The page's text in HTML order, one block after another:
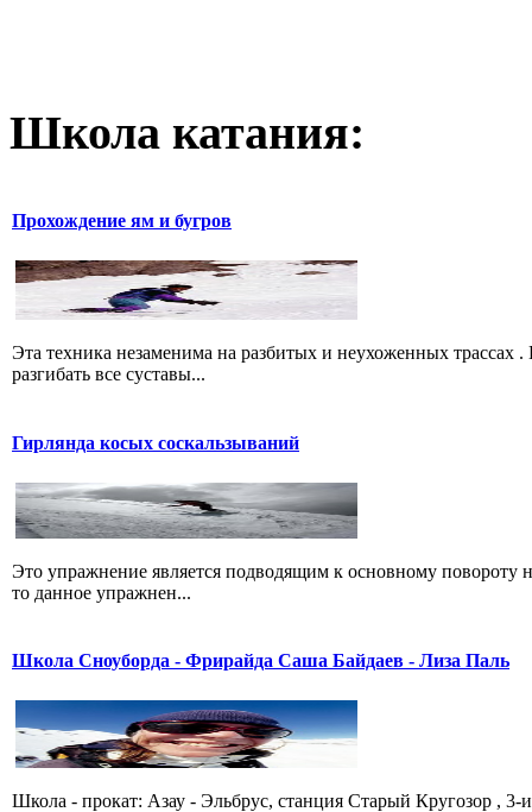
Школа катания:
Прохождение ям и бугров
Эта техника незаменима на разбитых и неухоженных
разгибать все суставы...
Гирлянда косых соскальзываний
Это упражнение является подводящим к основному повороту
то данное упражнен...
Школа Сноуборда - Фрирайда Саша Байдаев - Лиза Паль
Школа - прокат: Азау - Эльбрус, станция Старый Кругозор , 3-